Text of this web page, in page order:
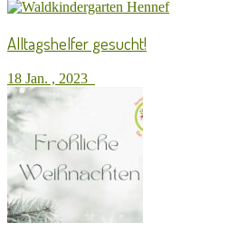
Alltagshelfer gesucht!
18 Jan. , 2023